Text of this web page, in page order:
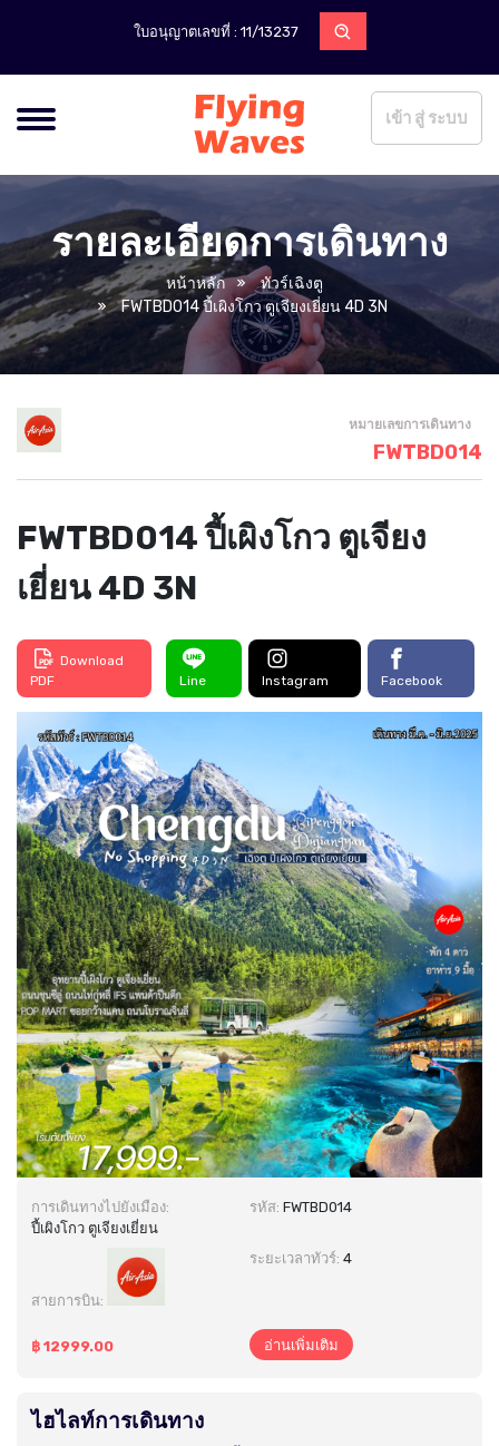
ใบอนุญาตเลขที่ : 11/13237
เข้า สู่ ระบบ
รายละเอียดการเดินทาง
หน้าหลัก
ทัวร์เฉิงตู
FWTBD014 ปี้เผิงโกว ตูเจียงเยี่ยน 4D 3N
หมายเลขการเดินทาง
FWTBD014
FWTBD014 ปี้เผิงโกว ตูเจียง
เยี่ยน 4D 3N
Download
PDF
Line Instagram Facebook
การเดินทางไปยังเมือง:
ปี้เผิงโกว ตูเจียงเยี่ยน
รหัส: FWTBD014
สายการบิน:
ระยะเวลาทัวร์: 4
฿ 12999.00 อ่านเพิ่มเติม
ไฮไลท์การเดินทาง